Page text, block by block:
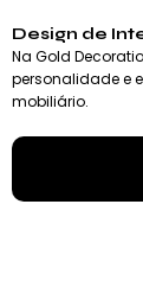
Design de
Na Gold
personalidade e
mobiliário.